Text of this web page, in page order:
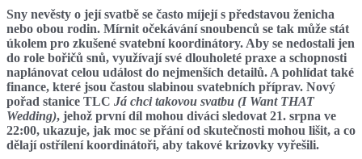
Sny nevěsty o její svatbě se často míjejí s představou ženicha
nebo obou rodin. Mírnit očekávání snoubenců se tak může stát
úkolem pro zkušené svatební koordinátory. Aby se nedostali jen
do role bořičů snů, využívají své dlouholeté praxe a schopnosti
naplánovat celou událost do nejmenších detailů. A pohlídat také
finance, které jsou častou slabinou svatebních příprav. Nový
pořad stanice TLC Já chci takovou svatbu (I Want THAT
Wedding), jehož první díl mohou diváci sledovat 21. srpna ve
22:00, ukazuje, jak moc se přání od skutečnosti mohou lišit, a co
dělají ostřílení koordinátoři, aby takové krizovky vyřešili.